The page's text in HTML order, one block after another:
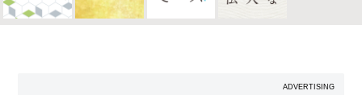
ADVERTISING